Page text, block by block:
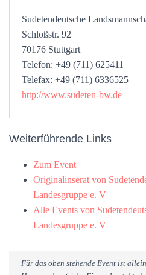
Sudetendeutsche
Schloßstr. 92
70176 Stuttgart
Telefon: +49 (711) 625411
Telefax: +49 (711) 6336525
http://www.sudeten-bw.de
Weiterführende Links
Zum Event
Originalinserat von
Landesgruppe e. V
Alle Events von
Landesgruppe e. V
Für das oben stehende Event ist